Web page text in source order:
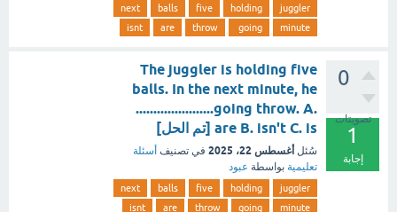
juggler
holding
five
balls
next
minute
going
throw
are
isnt
0
تصويتات
1
إجابة
The juggler is holding five
balls. In the next minute, he
......................going throw. A.
are B. isn't C. is [تم الحل]
سُئل أغسطس 22، 2025 في تصنيف أسئلة
تعليمية بواسطة عبود
juggler
holding
five
balls
next
minute
going
throw
are
isnt